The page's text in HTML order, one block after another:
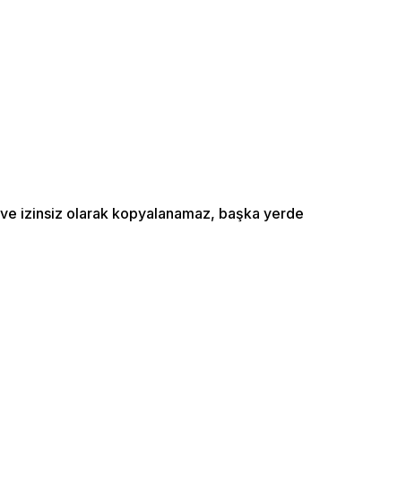
izinsiz olarak kopyalanamaz, başka yerde